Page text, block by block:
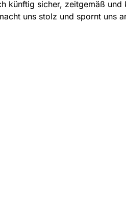
künftig sicher, zeitgemäß
uns stolz und spornt uns